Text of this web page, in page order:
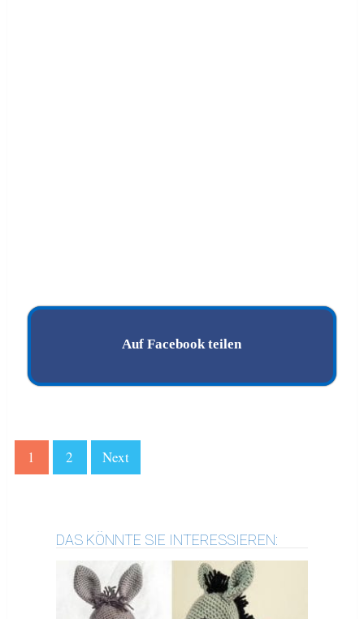
Auf Facebook teilen
1 2 Next
DAS KÖNNTE SIE INTERESSIEREN: